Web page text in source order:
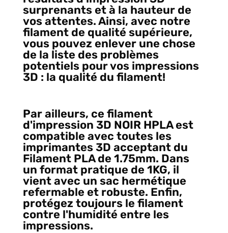
surprenants et à la hauteur de
vos attentes. Ainsi, avec notre
filament de qualité supérieure,
vous pouvez enlever une chose
de la liste des problèmes
potentiels pour vos impressions
3D : la qualité du filament!
Par ailleurs, ce filament
d'impression 3D NOIR HPLA est
compatible avec toutes les
imprimantes 3D acceptant du
Filament PLA de 1.75mm. Dans
un format pratique de 1KG, il
vient avec un sac hermétique
refermable et robuste. Enfin,
protégez toujours le filament
contre l'humidité entre les
impressions.